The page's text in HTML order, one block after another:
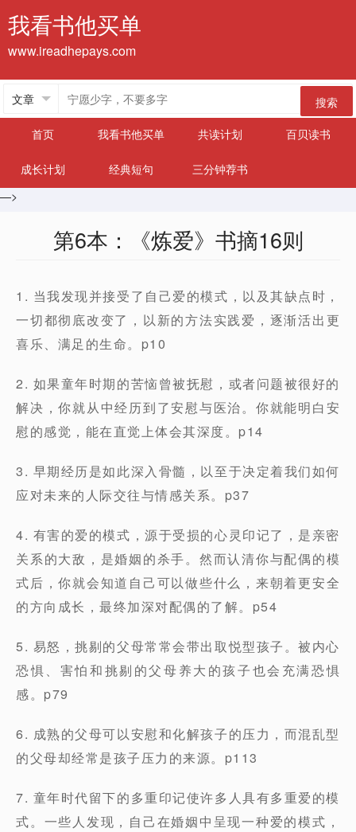
我看书他买单
www.ireadhepays.com
搜索
首页
我看书他买单 共读计划 百贝读书
成长计划 经典短句
三分钟荐书
—>
第6本：《炼爱》书摘16则
1. 当我发现并接受了自己爱的模式，以及其缺点时，
一切都彻底改变了，以新的方法实践爱，逐渐活出更
喜乐、满足的生命。p10
2. 如果童年时期的苦恼曾被抚慰，或者问题被很好的
解决，你就从中经历到了安慰与医治。你就能明白安
慰的感觉，能在直觉上体会其深度。p14
3. 早期经历是如此深入骨髓，以至于决定着我们如何
应对未来的人际交往与情感关系。p37
4. 有害的爱的模式，源于受损的心灵印记了，是亲密
关系的大敌，是婚姻的杀手。然而认清你与配偶的模
式后，你就会知道自己可以做些什么，来朝着更安全
的方向成长，最终加深对配偶的了解。p54
5. 易怒，挑剔的父母常常会带出取悦型孩子。被内心
恐惧、害怕和挑剔的父母养大的孩子也会充满恐惧
感。p79
6. 成熟的父母可以安慰和化解孩子的压力，而混乱型
的父母却经常是孩子压力的来源。p113
7. 童年时代留下的多重印记使许多人具有多重爱的模
式。一些人发现，自己在婚姻中呈现一种爱的模式，